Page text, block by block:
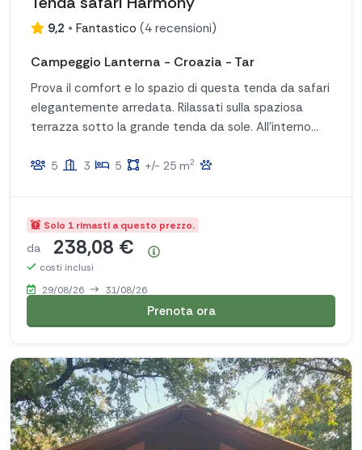
9,2 • Fantastico (4 recensioni)
Campeggio Lanterna - Croazia - Tar
Prova il comfort e lo spazio di questa tenda da safari
elegantemente arredata. Rilassati sulla spaziosa
terrazza sotto la grande tenda da sole. All'interno
e un pratico angolo cottura con un ampio frigorifero
5 3 5 +/- 25 m2
Solo 1 rimasti a questo prezzo.
da 238,08 €
costi inclusi
29/08/26
31/08/26
Prenota ora